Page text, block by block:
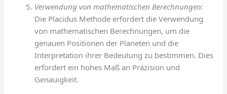
Verwendung von mathematischen Berechnungen:
Die Placidus Methode erfordert die Verwendung
von mathematischen Berechnungen, um die
genauen Positionen der Planeten und die
Interpretation ihrer Bedeutung zu bestimmen. Dies
erfordert ein hohes Maß an Präzision und
Genauigkeit.